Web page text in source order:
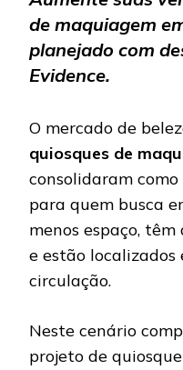
de maquiagem
planejado com
Evidence.
O mercado de
quiosques de
consolidaram
para quem busca
menos espaço,
e estão localizados
circulação.
Neste cenário
projeto de